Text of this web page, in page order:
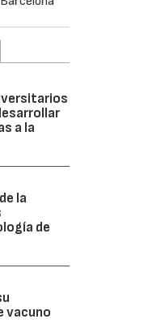
a la
la
de
vacuno